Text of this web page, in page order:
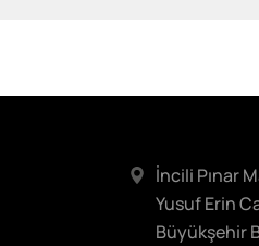
İncili Pınar
Yusuf Erin
Büyükşehir